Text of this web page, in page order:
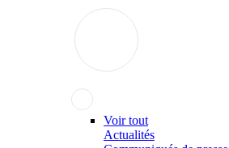
Voir tout
Actualités